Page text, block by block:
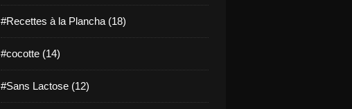
#Recettes à la Plancha (18)
#cocotte (14)
#Sans Lactose (12)